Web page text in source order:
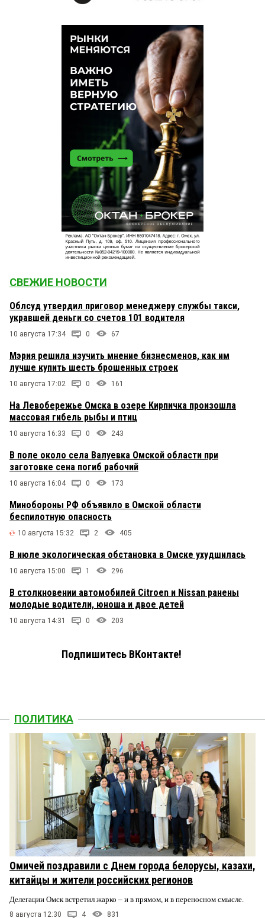
СВЕЖИЕ НОВОСТИ
Облсуд утвердил приговор менеджеру службы такси,
укравшей деньги со счетов 101 водителя
10 августа 17:34 0 67
Мэрия решила изучить мнение бизнесменов, как им
лучше купить шесть брошенных строек
10 августа 17:02 0 161
На Левобережье Омска в озере Кирпичка произошла
массовая гибель рыбы и птиц
10 августа 16:33 0 243
В поле около села Валуевка Омской области при
заготовке сена погиб рабочий
10 августа 16:04 0 173
Минобороны РФ объявило в Омской области
беспилотную опасность
10 августа 15:32 2 405
В июле экологическая обстановка в Омске ухудшилась
10 августа 15:00 1 296
В столкновении автомобилей Citroen и Nissan ранены
молодые водители, юноша и двое детей
10 августа 14:31 0 203
Подпишитесь ВКонтакте!
ПОЛИТИКА
Омичей поздравили с Днем города белорусы, казахи,
китайцы и жители российских регионов
Делегации Омск встретил жарко – и в прямом, и в переносном смысле.
8 августа 12:30 4 831